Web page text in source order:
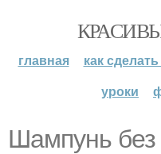
главная как
уроки
Шампунь без